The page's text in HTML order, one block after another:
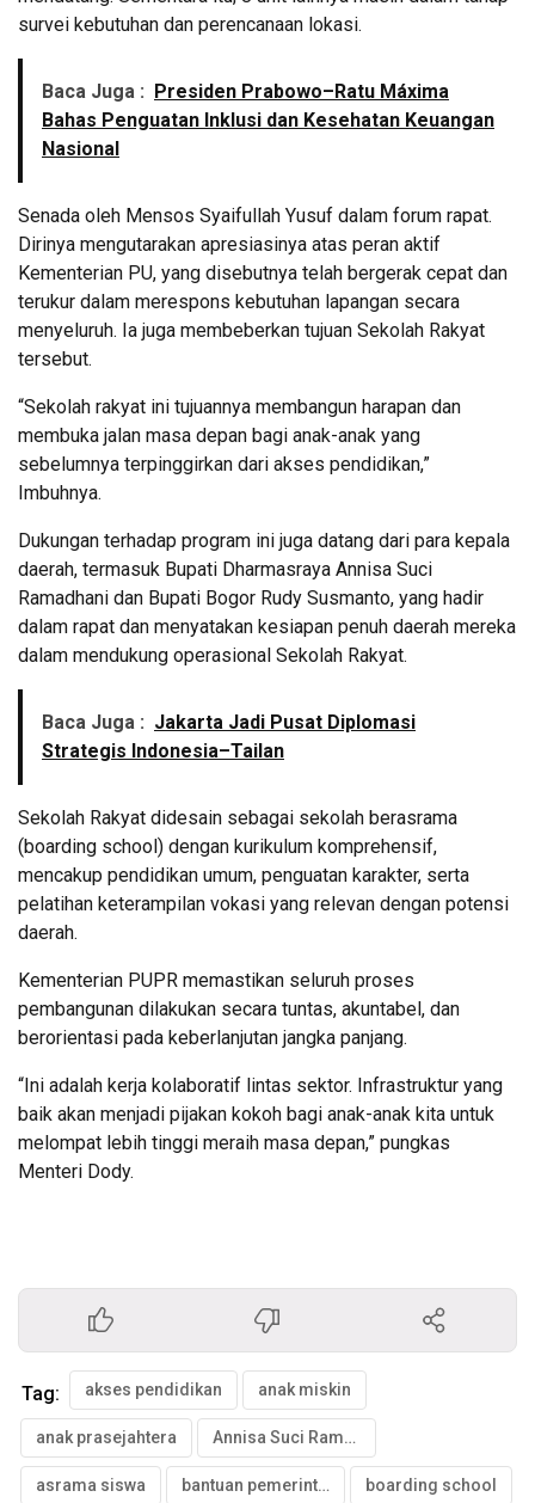
survei kebutuhan dan perencanaan lokasi.
Baca Juga : Presiden Prabowo–Ratu Máxima
Bahas Penguatan Inklusi dan Kesehatan Keuangan
Nasional
Senada oleh Mensos Syaifullah Yusuf dalam forum rapat.
Dirinya mengutarakan apresiasinya atas peran aktif
Kementerian PU, yang disebutnya telah bergerak cepat dan
terukur dalam merespons kebutuhan lapangan secara
menyeluruh. Ia juga membeberkan tujuan Sekolah Rakyat
tersebut.
“Sekolah rakyat ini tujuannya membangun harapan dan
membuka jalan masa depan bagi anak-anak yang
sebelumnya terpinggirkan dari akses pendidikan,”
Imbuhnya.
Dukungan terhadap program ini juga datang dari para kepala
daerah, termasuk Bupati Dharmasraya Annisa Suci
Ramadhani dan Bupati Bogor Rudy Susmanto, yang hadir
dalam rapat dan menyatakan kesiapan penuh daerah mereka
dalam mendukung operasional Sekolah Rakyat.
Baca Juga : Jakarta Jadi Pusat Diplomasi
Strategis Indonesia–Tailan
Sekolah Rakyat didesain sebagai sekolah berasrama
(boarding school) dengan kurikulum komprehensif,
mencakup pendidikan umum, penguatan karakter, serta
pelatihan keterampilan vokasi yang relevan dengan potensi
daerah.
Kementerian PUPR memastikan seluruh proses
pembangunan dilakukan secara tuntas, akuntabel, dan
berorientasi pada keberlanjutan jangka panjang.
“Ini adalah kerja kolaboratif lintas sektor. Infrastruktur yang
baik akan menjadi pijakan kokoh bagi anak-anak kita untuk
melompat lebih tinggi meraih masa depan,” pungkas
Menteri Dody.
Tag: akses pendidikan anak miskin
anak prasejahtera Annisa Suci Ramadhani
asrama siswa bantuan pemerintah boarding school